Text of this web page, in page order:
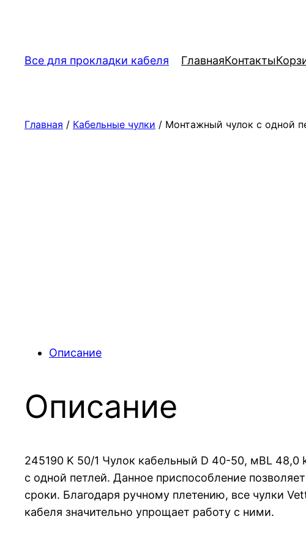
Все для прокладки кабеля
ГлавнаяКонтакты
Главная / Кабельные чулки / Монтажный чулок с одной
Описание
Описание
245190 K 50/1 Чулок кабельный D 40-50, мBL 48,0
с одной петлей. Данное приспособление
сроки. Благодаря ручному плетению, все чулки
кабеля значительно упрощает работу с ними.